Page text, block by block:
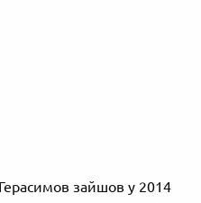
зайшов у 2014